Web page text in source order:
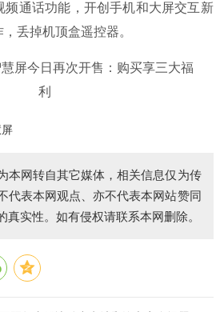
通话功能，开创手机和大屏交互新
丢掉机顶盒遥控器。
本网转自其它媒体，相关信息仅为传
代表本网观点、亦不代表本网站赞同
真实性。如有侵权请联系本网删除。